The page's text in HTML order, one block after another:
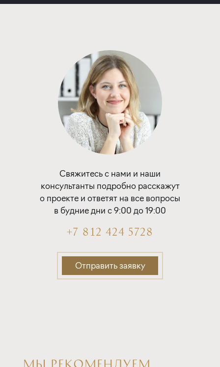
от 20%
до 30 лет
платёж
—
Подать заявку
Свяжитесь с нами и наши
консультанты подробно расскажут
о проекте и ответят на все вопросы
в будние дни с 9:00 до 19:00
+7 812 424 5728
Отправить заявку
МЫ РЕКОМЕНДУЕМ